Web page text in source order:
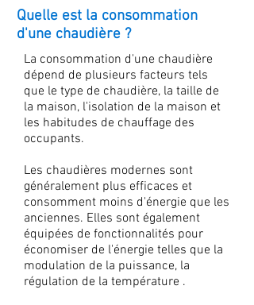
Quelle est la consommation
d'une chaudière ?
La consommation d'une chaudière
dépend de plusieurs facteurs tels
que le type de chaudière, la taille de
la maison, l'isolation de la maison et
les habitudes de chauffage des
occupants.
Les chaudières modernes sont
généralement plus efficaces et
consomment moins d'énergie que les
anciennes. Elles sont également
équipées de fonctionnalités pour
économiser de l'énergie telles que la
modulation de la puissance, la
régulation de la température .